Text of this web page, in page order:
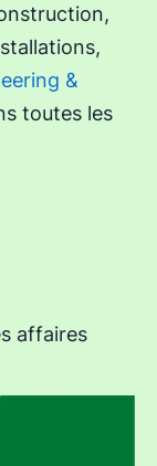
&
toutes les
affaires